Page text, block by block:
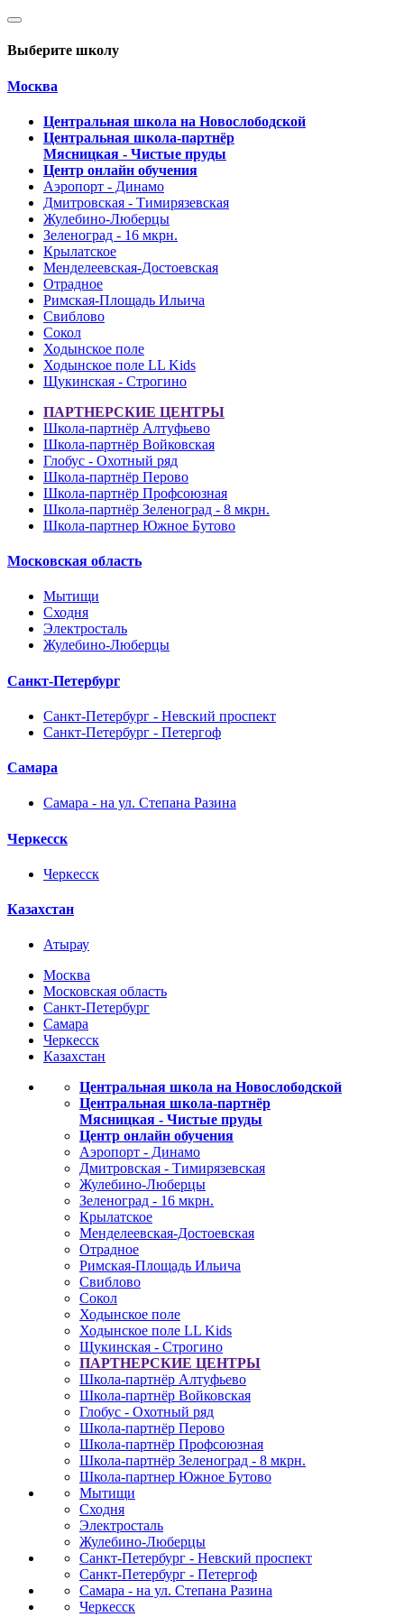
Выберите школу
Москва
Центральная школа на Новослободской
Центральная школа-партнёр
Мясницкая - Чистые пруды
Центр онлайн обучения
Аэропорт - Динамо
Дмитровская - Тимирязевская
Жулебино-Люберцы
Зеленоград - 16 мкрн.
Крылатское
Менделеевская-Достоевская
Отрадное
Римская-Площадь Ильича
Свиблово
Сокол
Ходынское поле
Ходынское поле LL Kids
Щукинская - Строгино
ПАРТНЕРСКИЕ ЦЕНТРЫ
Школа-партнёр Алтуфьево
Школа-партнёр Войковская
Глобус - Охотный ряд
Школа-партнёр Перово
Школа-партнёр Профсоюзная
Школа-партнёр Зеленоград - 8 мкрн.
Школа-партнер Южное Бутово
Московская область
Мытищи
Сходня
Электросталь
Жулебино-Люберцы
Санкт-Петербург
Санкт-Петербург - Невский проспект
Санкт-Петербург - Петергоф
Самара
Самара - на ул. Степана Разина
Черкесск
Черкесск
Казахстан
Атырау
Москва
Московская область
Санкт-Петербург
Самара
Черкесск
Казахстан
Центральная школа на Новослободской
Центральная школа-партнёр
Мясницкая - Чистые пруды
Центр онлайн обучения
Аэропорт - Динамо
Дмитровская - Тимирязевская
Жулебино-Люберцы
Зеленоград - 16 мкрн.
Крылатское
Менделеевская-Достоевская
Отрадное
Римская-Площадь Ильича
Свиблово
Сокол
Ходынское поле
Ходынское поле LL Kids
Щукинская - Строгино
ПАРТНЕРСКИЕ ЦЕНТРЫ
Школа-партнёр Алтуфьево
Школа-партнёр Войковская
Глобус - Охотный ряд
Школа-партнёр Перово
Школа-партнёр Профсоюзная
Школа-партнёр Зеленоград - 8 мкрн.
Школа-партнер Южное Бутово
Мытищи
Сходня
Электросталь
Жулебино-Люберцы
Санкт-Петербург - Невский проспект
Санкт-Петербург - Петергоф
Самара - на ул. Степана Разина
Черкесск